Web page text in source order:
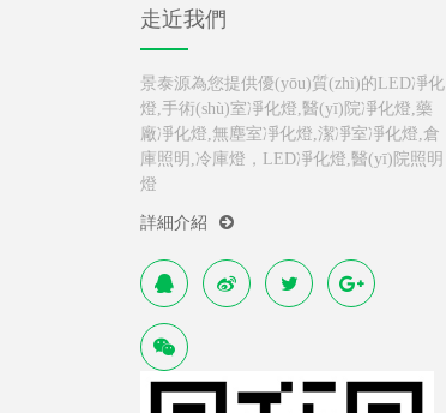
走近我們
景泰源為您提供優(yōu)質(zhì)的LED凈化
燈,手術(shù)室凈化燈,醫(yī)院凈化燈,藥
廠凈化燈,無塵室凈化燈,潔凈室凈化燈,倉
庫照明,冷庫燈，LED凈化燈,醫(yī)院照明
燈
詳細介紹